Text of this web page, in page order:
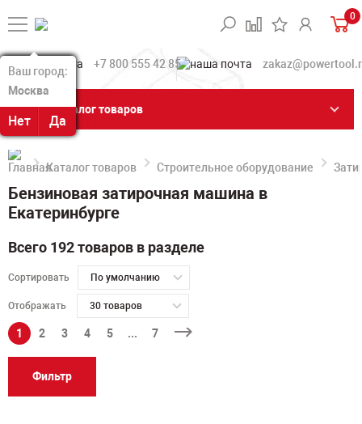
Ваш город:
Москва
Нет Да
Ваш город:
Москва
Нет Да
0
+7 800 555 42 85
Каталог товаров
Каталог товаров Строительное оборудование
Бензиновая затирочная машина в
Екатеринбурге
Всего 192 товаров в разделе
Сортировать По умолчанию
Отображать 30 товаров
1 2 3 4 5 ... 7
Фильтр